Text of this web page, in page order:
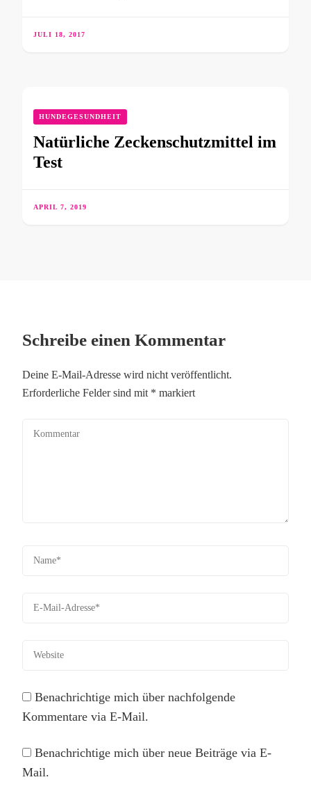
JULI 18, 2017
HUNDEGESUNDHEIT
Natürliche Zeckenschutzmittel im
Test
APRIL 7, 2019
Schreibe einen Kommentar
Deine E-Mail-Adresse wird nicht veröffentlicht.
Erforderliche Felder sind mit * markiert
Benachrichtige mich über nachfolgende
Kommentare via E-Mail.
Benachrichtige mich über neue Beiträge via E-
Mail.